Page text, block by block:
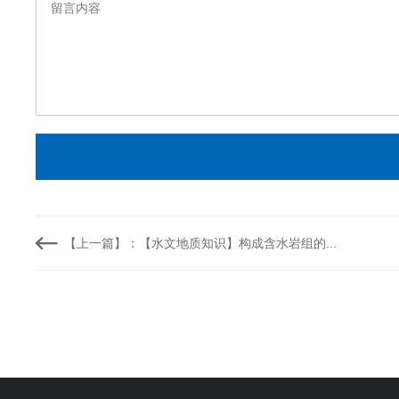
【上一篇】：【水文地质知识】构成含水岩组的...